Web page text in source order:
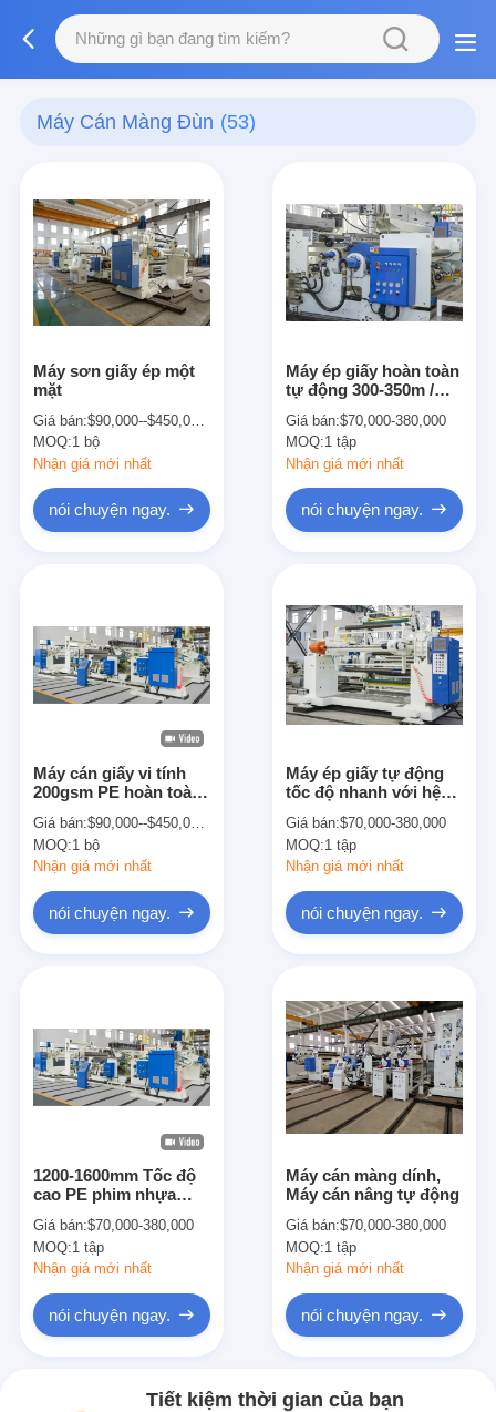
Máy Cán Màng Đùn (53)
Máy sơn giấy ép một
mặt
Giá bán:$90,000--$450,000/set
MOQ:1 bộ
Nhận giá mới nhất
nói chuyện ngay.
Máy ép giấy hoàn toàn
tự động 300-350m /
Giá bán:$70,000-380,000
MOQ:1 tập
Nhận giá mới nhất
nói chuyện ngay.
Máy cán giấy vi tính
200gsm PE hoàn toàn
Giá bán:$90,000--$450,000/set
MOQ:1 bộ
Nhận giá mới nhất
nói chuyện ngay.
Máy ép giấy tự động
tốc độ nhanh với hệ
loại trắng và xanh
Giá bán:$70,000-380,000
MOQ:1 tập
Nhận giá mới nhất
nói chuyện ngay.
1200-1600mm Tốc độ
cao PE phim nhựa
/ hai mặt trắng và xanh
dương
Giá bán:$70,000-380,000
MOQ:1 tập
Nhận giá mới nhất
nói chuyện ngay.
Máy cán màng dính,
Máy cán nâng tự động
Giá bán:$70,000-380,000
MOQ:1 tập
Nhận giá mới nhất
nói chuyện ngay.
Tiết kiệm thời gian của bạn